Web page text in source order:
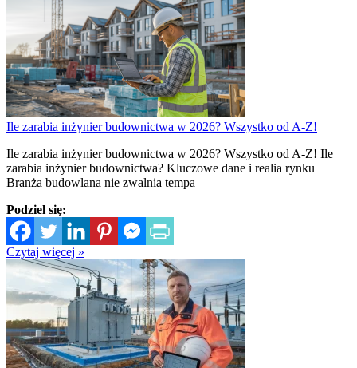
Ile zarabia inżynier budownictwa w 2026? Wszystko od A-Z!
Ile zarabia inżynier budownictwa w 2026? Wszystko od A-Z! Ile
zarabia inżynier budownictwa? Kluczowe dane i realia rynku
Branża budowlana nie zwalnia tempa –
Podziel się:
Czytaj więcej »